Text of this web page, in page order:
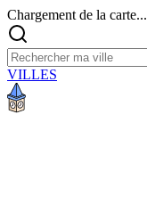
Chargement de la carte...
VILLES